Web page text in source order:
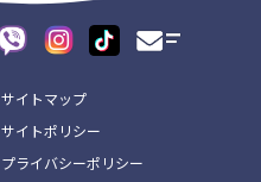
サイトマップ
サイトポリシー
プライバシーポリシー